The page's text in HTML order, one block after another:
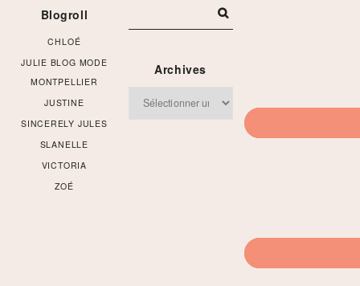
Blogroll
CHLOÉ
JULIE BLOG MODE
MONTPELLIER
JUSTINE
SINCERELY JULES
SLANELLE
VICTORIA
ZOÉ
Archives
Archives